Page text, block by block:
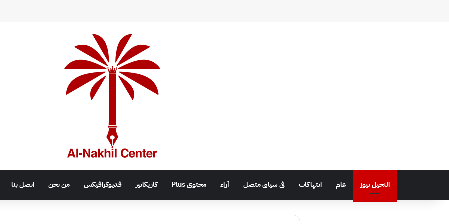
النخيل نيوز عام انتهاكات في سياق متصل آراء محتوى Plus كاريكاتير فديوكرافيكس من نحن اتصل بنا